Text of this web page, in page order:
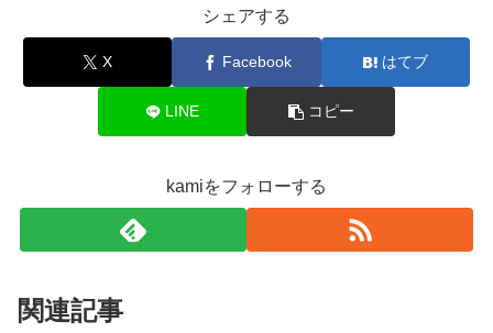
シェアする
X Facebook はてブ
LINE コピー
kamiをフォローする
関連記事